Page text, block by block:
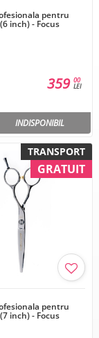
pentru
inch) - Focus
00
LEI
359
INDISPONIBIL
TRANSPORT
GRATUIT
pentru
inch) - Focus